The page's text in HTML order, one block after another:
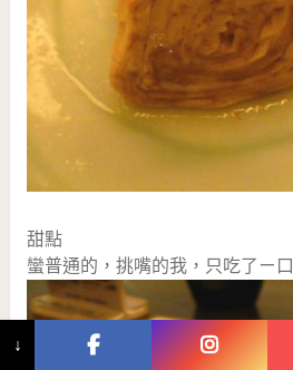
甜點
蠻普通的，挑嘴的我，只吃了ㄧ口
↓